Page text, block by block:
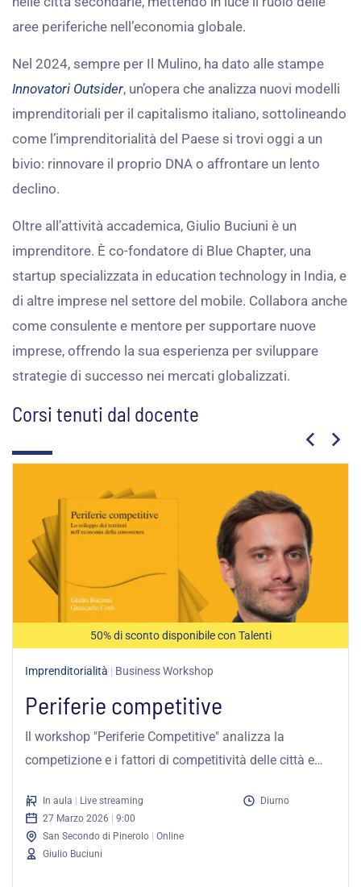
aree periferiche nell’economia globale.
Nel 2024, sempre per Il Mulino, ha dato alle stampe
Innovatori Outsider, un’opera che analizza nuovi modelli
imprenditoriali per il capitalismo italiano, sottolineando
come l’imprenditorialità del Paese si trovi oggi a un
bivio: rinnovare il proprio DNA o affrontare un lento
declino.
Oltre all’attività accademica, Giulio Buciuni è un
imprenditore. È co-fondatore di Blue Chapter, una
startup specializzata in education technology in India, e
di altre imprese nel settore del mobile. Collabora anche
come consulente e mentore per supportare nuove
imprese, offrendo la sua esperienza per sviluppare
strategie di successo nei mercati globalizzati.
Corsi tenuti dal docente
50% di sconto disponibile con Talenti
Imprenditorialità | Business Workshop
Periferie competitive
Il workshop "Periferie Competitive" analizza la
competizione e i fattori di competitività delle città e
In aula Live streaming
Diurno
27 Marzo 2026
9:00
San Secondo di Pinerolo
Online
Giulio Buciuni
di
prezzo:
125,00 €